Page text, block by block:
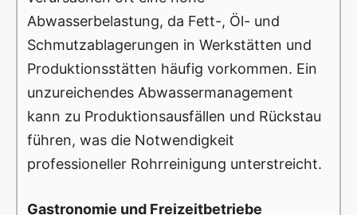
Abwasserbelastung, da Fett-, Öl- und
Schmutzablagerungen in Werkstätten und
Produktionsstätten häufig vorkommen. Ein
unzureichendes Abwassermanagement
kann zu Produktionsausfällen und Rückstau
führen, was die Notwendigkeit
professioneller Rohrreinigung unterstreicht.
Gastronomie und Freizeitbetriebe